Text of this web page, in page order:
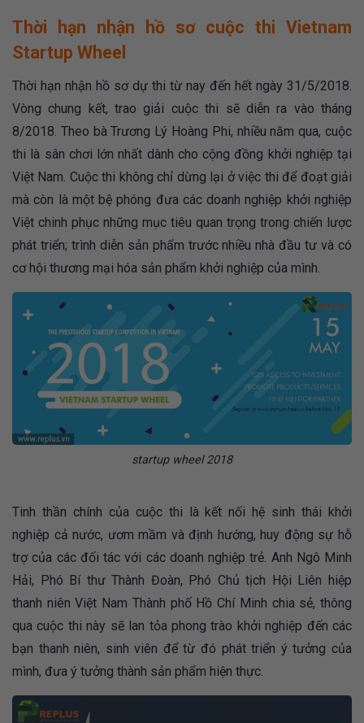
Thời hạn nhận hồ sơ cuộc thi Vietnam
Startup Wheel
Thời hạn nhận hồ sơ dự thi từ nay đến hết ngày 31/5/2018.
Vòng chung kết, trao giải cuộc thi sẽ diễn ra vào tháng
8/2018. Theo bà Trương Lý Hoàng Phi, nhiều năm qua, cuộc
thi là sân chơi lớn nhất dành cho cộng đồng khởi nghiệp tại
Việt Nam. Cuộc thi không chỉ dừng lại ở việc thi để đoạt giải
mà còn là một bệ phóng đưa các doanh nghiệp khởi nghiệp
Việt chinh phục những mục tiêu quan trọng trong chiến lược
phát triển; trình diễn sản phẩm trước nhiều nhà đầu tư và có
cơ hội thương mại hóa sản phẩm khởi nghiệp của mình.
startup wheel 2018
Tinh thần chính của cuộc thi là kết nối hệ sinh thái khởi
nghiệp cả nước, ươm mầm và định hướng, huy động sự hỗ
trợ của các đối tác với các doanh nghiệp trẻ. Anh Ngô Minh
Hải, Phó Bí thư Thành Đoàn, Phó Chủ tịch Hội Liên hiệp
thanh niên Việt Nam Thành phố Hồ Chí Minh chia sẻ, thông
qua cuộc thi này sẽ lan tỏa phong trào khởi nghiệp đến các
bạn thanh niên, sinh viên để từ đó phát triển ý tưởng của
mình, đưa ý tưởng thành sản phẩm hiện thực.